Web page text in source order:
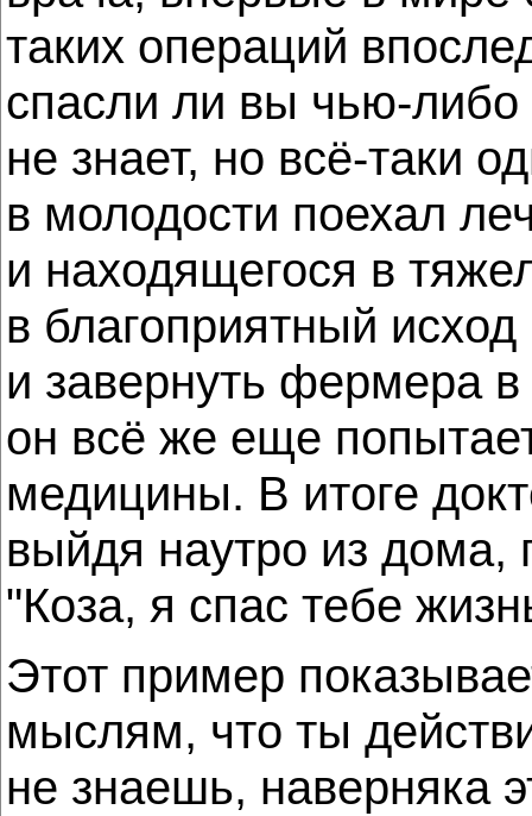
таких операций
спасли ли вы чью-либо
не знает, но всё-таки
в молодости поехал
и находящегося в
в благоприятный исход
и завернуть фермера
он всё же еще
медицины. В итоге
выйдя наутро из дома,
"Коза, я спас тебе
Этот пример
мыслям, что ты
не знаешь, наверняка